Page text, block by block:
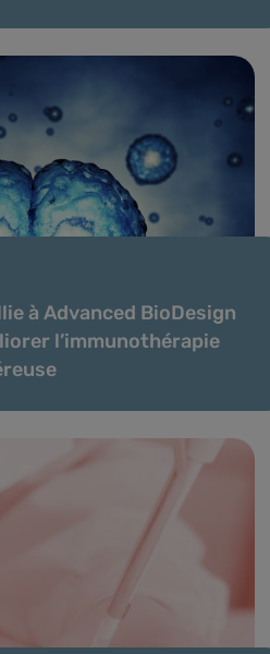
à Advanced BioDesign
l’immunothérapie